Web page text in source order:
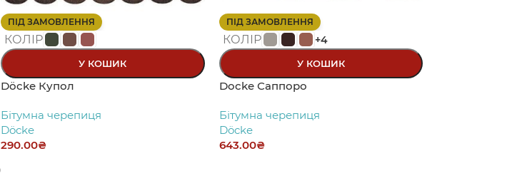
ПІД ЗАМОВЛЕННЯ
КОЛІР
У КОШИК
Döcke Купол
Бітумна черепиця
Döcke
290.00₴
ПІД ЗАМОВЛЕННЯ
КОЛІР +4
У КОШИК
Docke Саппоро
Бітумна черепиця
Döcke
643.00₴